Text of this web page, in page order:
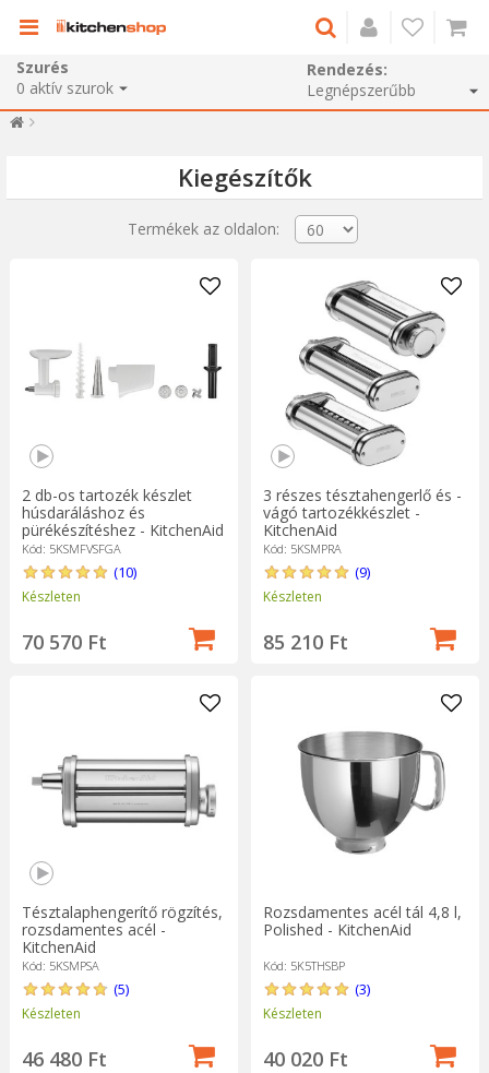
Szurés
0 aktív szurok
Rendezés:
Kiegészítők
Termékek az oldalon:
2 db-os tartozék készlet
húsdaráláshoz és
pürékészítéshez - KitchenAid
márka
Kód: 5KSMFVSFGA
(10)
Készleten
70 570 Ft
3 részes tésztahengerlő és -
vágó tartozékkészlet -
KitchenAid
Kód: 5KSMPRA
(9)
Készleten
85 210 Ft
Tésztalaphengerítő rögzítés,
rozsdamentes acél -
KitchenAid
Kód: 5KSMPSA
(5)
Készleten
46 480 Ft
Rozsdamentes acél tál 4,8 l,
Polished - KitchenAid
Kód: 5K5THSBP
(3)
Készleten
40 020 Ft